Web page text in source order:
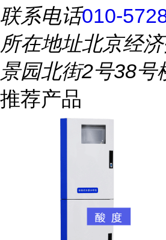
联系电话010-
所在地址北京经
景园北街2号38号
推荐产品